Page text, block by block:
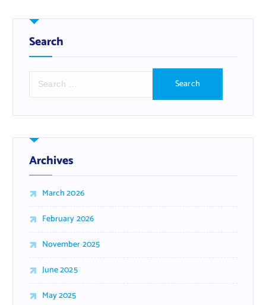
Search
r
h
f
o
:
Archives
March 2026
February 2026
November 2025
June 2025
May 2025